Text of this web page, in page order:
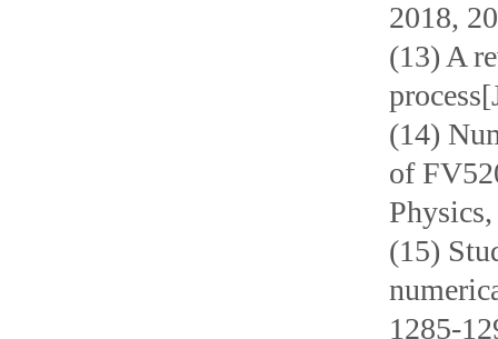
2018,
(13) A
(14)
of
(15)
1285-